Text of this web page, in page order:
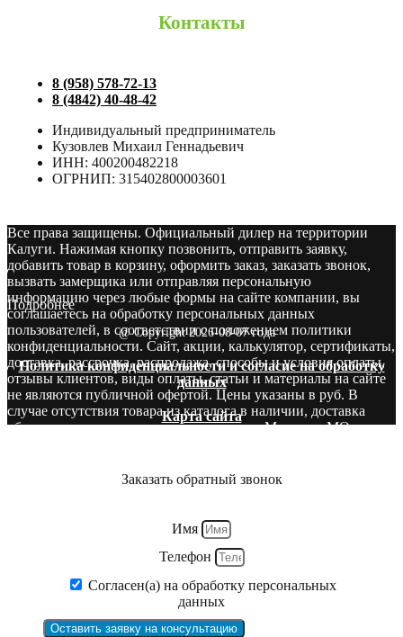
Контакты
8 (958) 578-72-13
8 (4842) 40-48-42
Индивидуальный предприниматель
Кузовлев Михаил Геннадьевич
ИНН: 400200482218
ОГРНИП: 315402800003601
Все права защищены. Официальный дилер на территории
Калуги. Нажимая кнопку позвонить, отправить заявку,
добавить товар в корзину, оформить заказ, заказать звонок,
вызвать замерщика или отправляя персональную
информацию через любые формы на сайте компании, вы
соглашаетесь на обработку персональных данных
пользователей, в соответствии с положением политики
конфиденциальности. Сайт, акции, калькулятор, сертификаты,
доставка, рассрочка, распродажа, способы и условия оплаты,
отзывы клиентов, виды оплаты, статьи и материалы на сайте
не являются публичной офертой. Цены указаны в руб. В
случае отсутствия товара из каталога в наличии, доставка
оборудования производится со складов в Москве и МО.
Подробнее
@ Copyright 2026-08-07 года
Политика конфиденциальности и согласие на обработку
данных
Карта сайта
Заказать обратный звонок
Имя
Телефон
Согласен(а) на обработку персональных
данных
Оставить заявку на консультацию